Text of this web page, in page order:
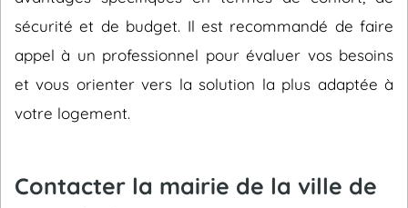
sécurité et de budget. Il est recommandé de faire
appel à un professionnel pour évaluer vos besoins
et vous orienter vers la solution la plus adaptée à
votre logement.
Contacter la mairie de la ville de